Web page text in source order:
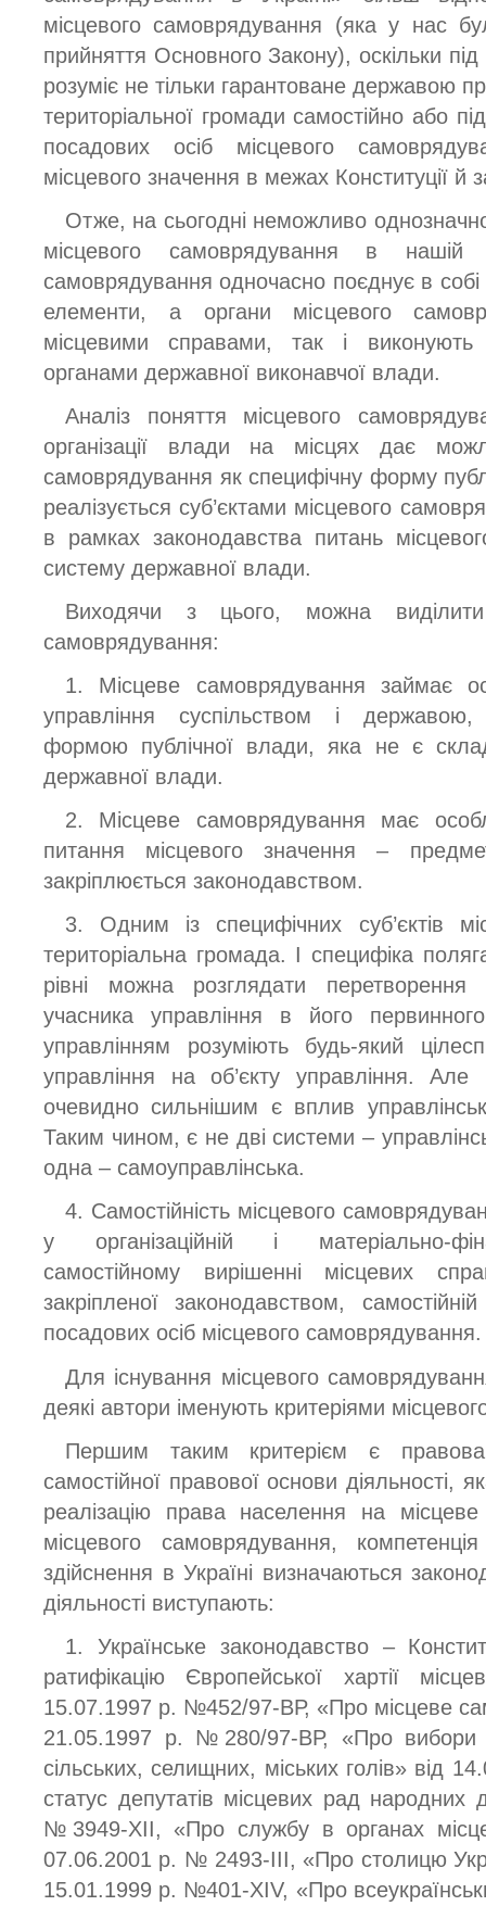
місцевого самоврядування (яка у нас
прийняття Основного Закону), оскільки
розуміє не тільки гарантоване державою
територіальної громади самостійно або
посадових осіб місцевого
місцевого значення в межах Конституції й
Отже, на сьогодні неможливо
місцевого самоврядування в нашій
самоврядування одночасно поєднує в собі
елементи, а органи місцевого
місцевими справами, так і
органами державної виконавчої влади.
Аналіз поняття місцевого
організації влади на місцях дає
самоврядування як специфічну форму
реалізується суб’єктами місцевого
в рамках законодавства питань
систему державної влади.
Виходячи з цього, можна виділити
самоврядування:
1. Місцеве самоврядування займає
управління суспільством і
формою публічної влади, яка не є
державної влади.
2. Місцеве самоврядування має
питання місцевого значення –
закріплюється законодавством.
3. Одним із специфічних суб’єктів
територіальна громада. І специфіка
рівні можна розглядати перетворення
учасника управління в його
управлінням розуміють будь-який
управління на об’єкту управління.
очевидно сильнішим є вплив
Таким чином, є не дві системи –
одна – самоуправлінська.
4. Самостійність місцевого
у організаційній і матеріально-
самостійному вирішенні місцевих
закріпленої законодавством,
посадових осіб місцевого самоврядування.
Для існування місцевого
деякі автори іменують критеріями
Першим таким критерієм є правова
самостійної правової основи діяльності,
реалізацію права населення на
місцевого самоврядування,
здійснення в Україні визначаються
діяльності виступають:
1. Українське законодавство –
ратифікацію Європейської хартії
15.07.1997 р. №452/97-ВР, «Про місцеве
21.05.1997 р. №280/97-ВР, «Про вибори
сільських, селищних, міських голів» від
статус депутатів місцевих рад народних
№3949-XII, «Про службу в органах
07.06.2001 р. № 2493-III, «Про столицю
15.01.1999 р. №401-XIV, «Про